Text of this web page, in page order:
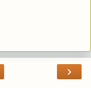
›